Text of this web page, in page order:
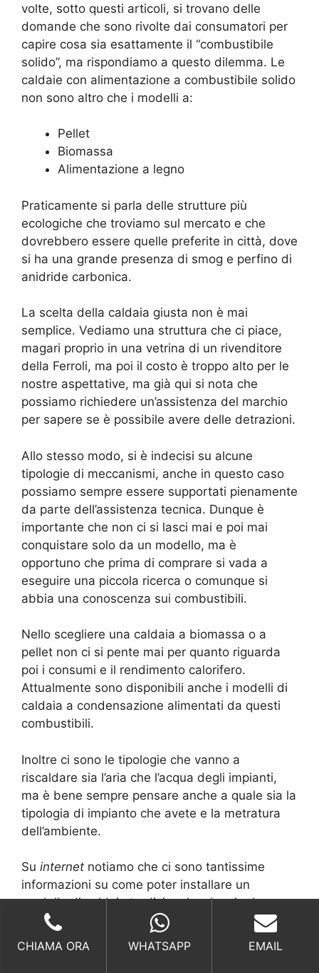
volte, sotto questi articoli, si trovano delle
domande che sono rivolte dai consumatori per
capire cosa sia esattamente il “combustibile
solido”, ma rispondiamo a questo dilemma. Le
caldaie con alimentazione a combustibile solido
non sono altro che i modelli a:
Pellet
Biomassa
Alimentazione a legno
Praticamente si parla delle strutture più
ecologiche che troviamo sul mercato e che
dovrebbero essere quelle preferite in città, dove
si ha una grande presenza di smog e perfino di
anidride carbonica.
La scelta della caldaia giusta non è mai
semplice. Vediamo una struttura che ci piace,
magari proprio in una vetrina di un rivenditore
della Ferroli, ma poi il costo è troppo alto per le
nostre aspettative, ma già qui si nota che
possiamo richiedere un’assistenza del marchio
per sapere se è possibile avere delle detrazioni.
Allo stesso modo, si è indecisi su alcune
tipologie di meccanismi, anche in questo caso
possiamo sempre essere supportati pienamente
da parte dell’assistenza tecnica. Dunque è
importante che non ci si lasci mai e poi mai
conquistare solo da un modello, ma è
opportuno che prima di comprare si vada a
eseguire una piccola ricerca o comunque si
abbia una conoscenza sui combustibili.
Nello scegliere una caldaia a biomassa o a
pellet non ci si pente mai per quanto riguarda
poi i consumi e il rendimento calorifero.
Attualmente sono disponibili anche i modelli di
caldaia a condensazione alimentati da questi
combustibili.
Inoltre ci sono le tipologie che vanno a
riscaldare sia l’aria che l’acqua degli impianti,
ma è bene sempre pensare anche a quale sia la
tipologia di impianto che avete e la metratura
dell’ambiente.
Su internet notiamo che ci sono tantissime
informazioni su come poter installare un
modello di caldaia tradizionale, che sia dunque
alimentata a gas, ma dove poi si sottolinea che
è importante che ci sia comunque un tecnico.
CHIAMA ORA WHATSAPP EMAIL